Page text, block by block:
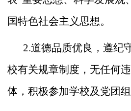
国特色社会主义思想。
2.道德品质优良，遵纪
校有关规章制度 ，无任何
体，积极参加学校及党团